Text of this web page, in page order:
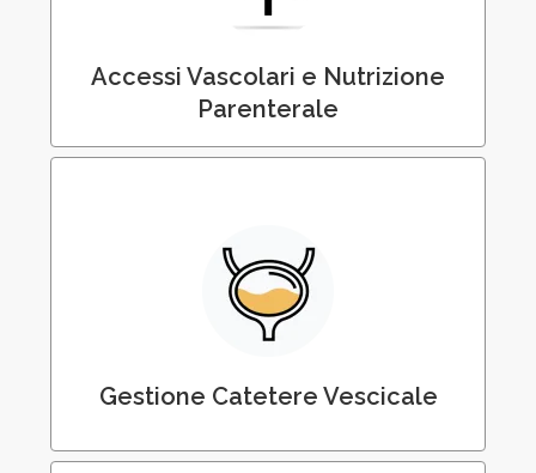
Accessi Vascolari e Nutrizione
Parenterale
Parenterale Enterale
Gestione Catetere Vescicale
Posizionamento e Sostituzione del Catetere
Vescicale